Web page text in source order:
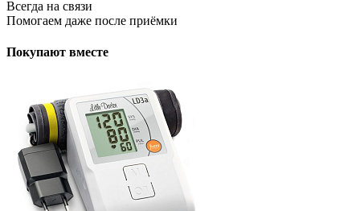
Всегда на связи
Помогаем даже после приёмки
Покупают вместе